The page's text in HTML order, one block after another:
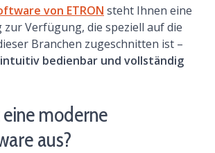
von ETRON steht Ihnen eine
zur Verfügung, die speziell auf die
Branchen zugeschnitten ist –
bedienbar und vollständig
moderne
aus?